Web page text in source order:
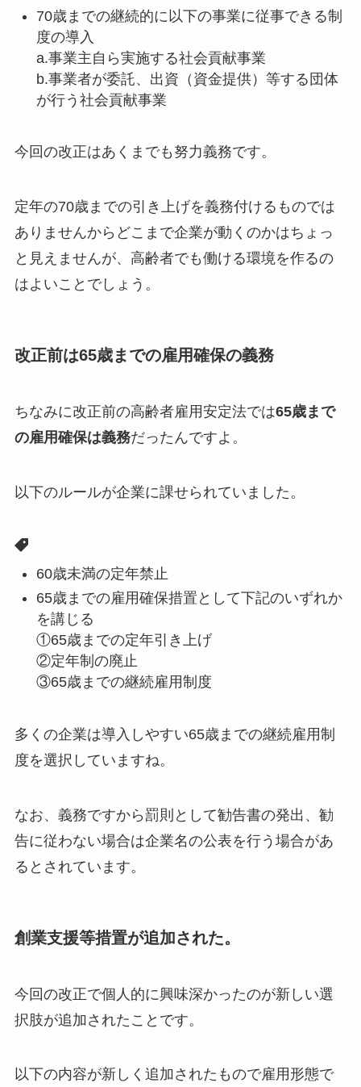
70歳までの継続的に以下の事業に従事できる制
度の導入
a.事業主自ら実施する社会貢献事業
b.事業者が委託、出資（資金提供）等する団体
が行う社会貢献事業
今回の改正はあくまでも努力義務です。
定年の70歳までの引き上げを義務付けるものでは
ありませんからどこまで企業が動くのかはちょっ
と見えませんが、高齢者でも働ける環境を作るの
はよいことでしょう。
改正前は65歳までの雇用確保の義務
ちなみに改正前の高齢者雇用安定法では65歳まで
の雇用確保は義務だったんですよ。
以下のルールが企業に課せられていました。
60歳未満の定年禁止
65歳までの雇用確保措置として下記のいずれか
を講じる
①65歳までの定年引き上げ
②定年制の廃止
③65歳までの継続雇用制度
多くの企業は導入しやすい65歳までの継続雇用制
度を選択していますね。
なお、義務ですから罰則として勧告書の発出、勧
告に従わない場合は企業名の公表を行う場合があ
るとされています。
創業支援等措置が追加された。
今回の改正で個人的に興味深かったのが新しい選
択肢が追加されたことです。
以下の内容が新しく追加されたもので雇用形態で